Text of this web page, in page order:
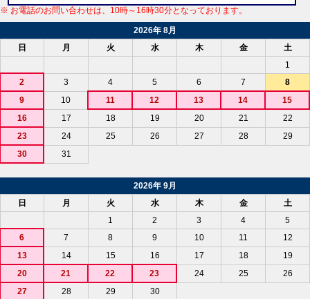
※ お電話のお問い合わせは、10時～16時30分となっております。
2026年 8月
日
月 火 水 木 金
土
1
2
3 4 5 6 7
8
9
10 11 12 13 14
15
16
17 18 19 20 21
22
23
24 25 26 27 28
29
30
31
2026年 9月
日
月 火 水 木 金
土
1
2 3 4
5
6
7 8 9 10 11
12
13
14 15 16 17 18
19
20
21 22 23 24 25
26
27
28 29 30